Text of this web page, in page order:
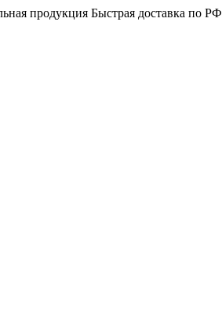
продукция Быстрая доставка по РФ